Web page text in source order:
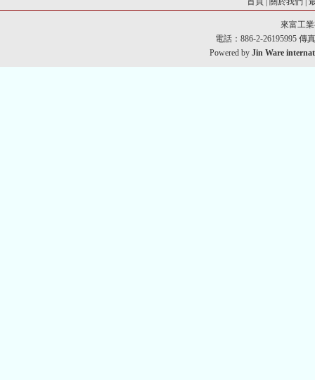
來富工
電話：886-2-26195995 傳
Powered byJin Ware